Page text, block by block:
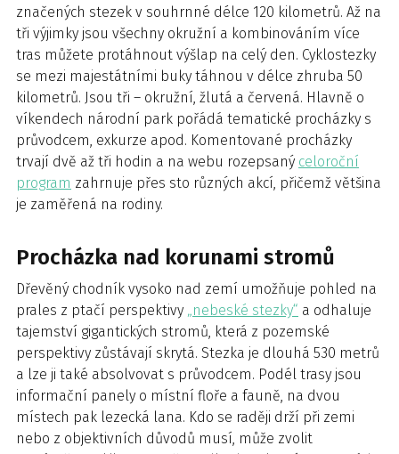
značených stezek v souhrnné délce 120 kilometrů. Až na
tři výjimky jsou všechny okružní a kombinováním více
tras můžete protáhnout výšlap na celý den. Cyklostezky
se mezi majestátními buky táhnou v délce zhruba 50
kilometrů. Jsou tři – okružní, žlutá a červená. Hlavně o
víkendech národní park pořádá tematické procházky s
průvodcem, exkurze apod. Komentované procházky
trvají dvě až tři hodin a na webu rozepsaný celoroční
program zahrnuje přes sto různých akcí, přičemž většina
je zaměřená na rodiny.
Procházka nad korunami stromů
Dřevěný chodník vysoko nad zemí umožňuje pohled na
prales z ptačí perspektivy „nebeské stezky“ a odhaluje
tajemství gigantických stromů, která z pozemské
perspektivy zůstávají skrytá. Stezka je dlouhá 530 metrů
a lze ji také absolvovat s průvodcem. Podél trasy jsou
informační panely o místní floře a fauně, na dvou
místech pak lezecká lana. Kdo se raději drží při zemi
nebo z objektivních důvodů musí, může zvolit